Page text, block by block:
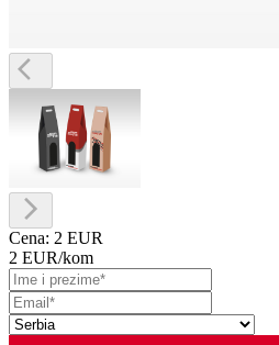
Cena: 2 EUR
2 EUR/kom